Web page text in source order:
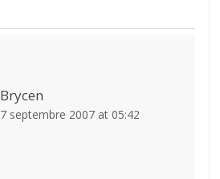
Brycen
7 septembre 2007 at 05:42